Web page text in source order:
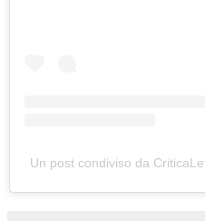
Un post condiviso da